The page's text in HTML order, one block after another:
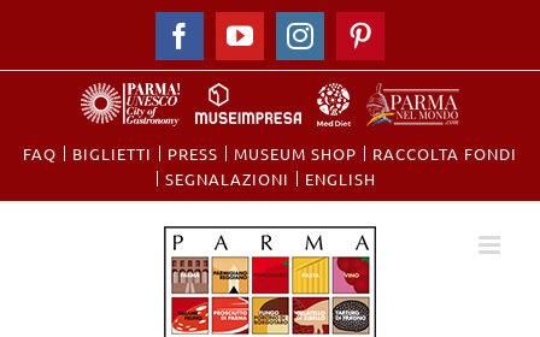
FacebookYouTubeInstagram
FAQ BIGLIETTI PRESS MUSEUM SHOP
RACCOLTA FONDI
​SEGNALAZIONI
ENGLISH